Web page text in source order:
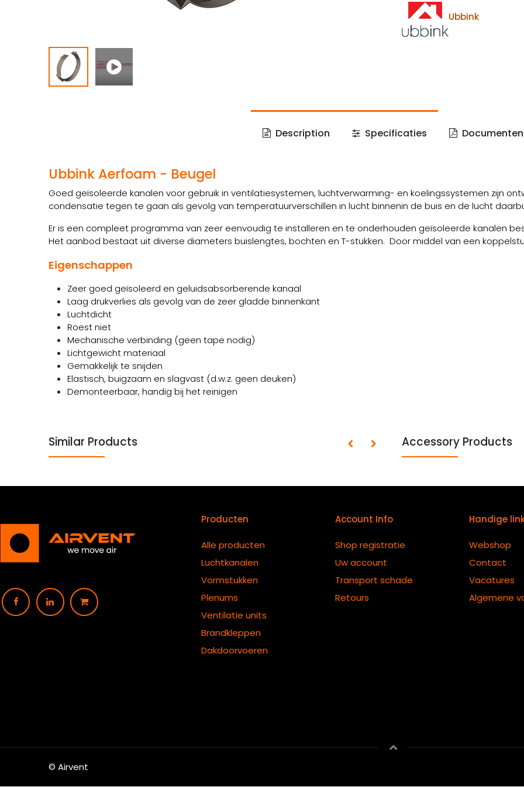
Ubbink
Description Specificaties Documenten
Ubbink Aerfoam - Beugel
Goed geïsoleerde kanalen voor gebruik in ventilatiesystemen, luchtverwarming- en koelingssystemen zijn
condensatie tegen te gaan als gevolg van temperatuurverschillen in lucht binnenin de buis en de lucht
Er is een compleet programma van zeer eenvoudig te installeren en te onderhouden geïsoleerde kanalen
Het aanbod bestaat uit diverse diameters buislengtes, bochten en T-stukken. Door middel van een
Eigenschappen
Zeer goed geïsoleerd en geluidsabsorberende kanaal
Laag drukverlies als gevolg van de zeer gladde binnenkant
Luchtdicht
Roest niet
Mechanische verbinding (geen tape nodig)
Lichtgewicht materiaal
Gemakkelijk te snijden
Elastisch, buigzaam en slagvast (d.w.z. geen deuken)
Demonteerbaar, handig bij het reinigen
Similar Products Accessory Products
Producten
Alle producten
Luchtkanalen
Vormstukken
Plenums
Ventilatie units
Brandkleppen
Dakdoorvoeren
Account Info
Shop registratie
Uw account
Transport schade
Retours
Handige
Webshop
Contact
Vacatures
Algemene
© Airvent